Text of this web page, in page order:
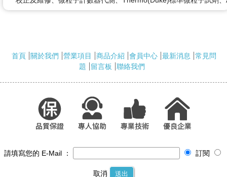
首頁 關於我們 營業項目 商品介紹 會員中心 最新消息
常見問
題
留言板 聯絡我們
請填寫您的 E-Mail ： 訂閱
取消 送出